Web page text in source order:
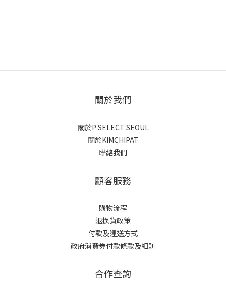
關於我們
關於P SELECT SEOUL
關於KIMCHIPAT
聯絡我們
顧客服務
購物流程
退換貨政策
付款及運送方式
政府消費券付款條款及細則
合作查詢